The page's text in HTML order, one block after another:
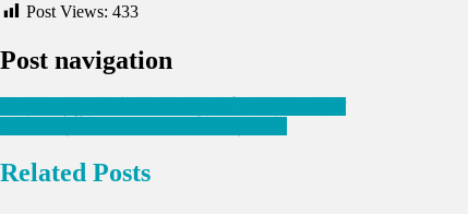
Post Views: 433
Post navigation
Related Posts